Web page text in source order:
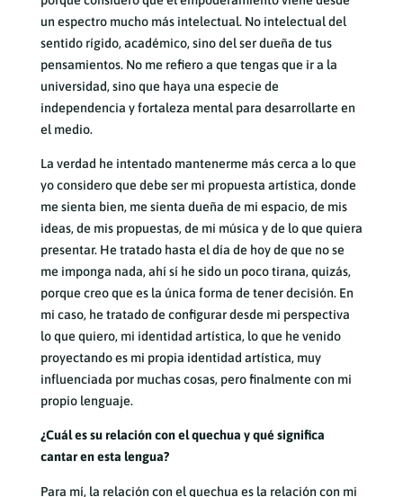
un espectro mucho más intelectual. No intelectual del
sentido rígido, académico, sino del ser dueña de tus
pensamientos. No me refiero a que tengas que ir a la
universidad, sino que haya una especie de
independencia y fortaleza mental para desarrollarte en
el medio.
La verdad he intentado mantenerme más cerca a lo que
yo considero que debe ser mi propuesta artística, donde
me sienta bien, me sienta dueña de mi espacio, de mis
ideas, de mis propuestas, de mi música y de lo que quiera
presentar. He tratado hasta el día de hoy de que no se
me imponga nada, ahí sí he sido un poco tirana, quizás,
porque creo que es la única forma de tener decisión. En
mi caso, he tratado de configurar desde mi perspectiva
lo que quiero, mi identidad artística, lo que he venido
proyectando es mi propia identidad artística, muy
influenciada por muchas cosas, pero finalmente con mi
propio lenguaje.
¿Cuál es su relación con el quechua y qué significa
cantar en esta lengua?
Para mí, la relación con el quechua es la relación con mi